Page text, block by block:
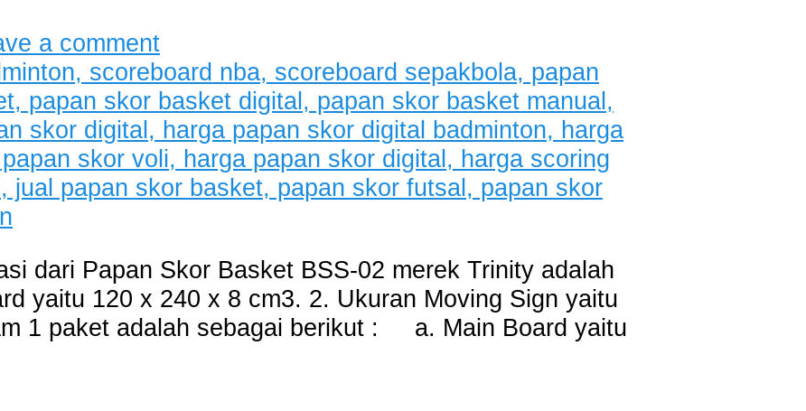
a comment
dari Papan Skor Basket BSS-02 merek Trinity adalah
yaitu 120 x 240 x 8 cm3. 2. Ukuran Moving Sign yaitu
1 paket adalah sebagai berikut : a. Main Board yaitu